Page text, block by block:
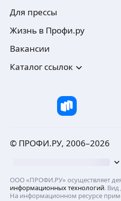
Для прессы
Жизнь в Профи.ру
Вакансии
Каталог ссылок
© ПРОФИ.РУ, 2006–2026
ООО «ПРОФИ.РУ» осуществляет
информационных технологий. Вид
На информационном ресурсе